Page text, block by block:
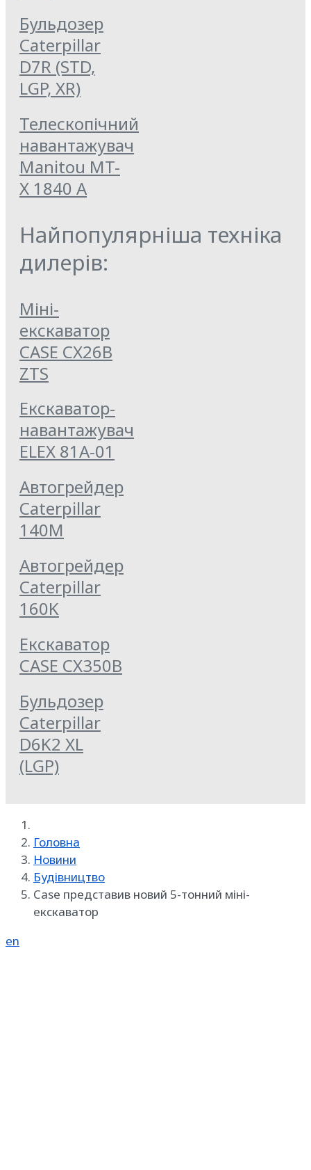
Бульдозер
Caterpillar
D7R (STD,
LGP, XR)
Телескопічний
навантажувач
Manitou MT-
X 1840 A
Найпопулярніша техніка
дилерів:
Міні-
екскаватор
CASE CX26B
ZTS
Екскаватор-
навантажувач
ELEX 81А-01
Автогрейдер
Caterpillar
140M
Автогрейдер
Caterpillar
160K
Екскаватор
CASE CX350B
Бульдозер
Caterpillar
D6K2 XL
(LGP)
Головна
Новини
Будівництво
Case представив новий 5-тонний міні-
екскаватор
en